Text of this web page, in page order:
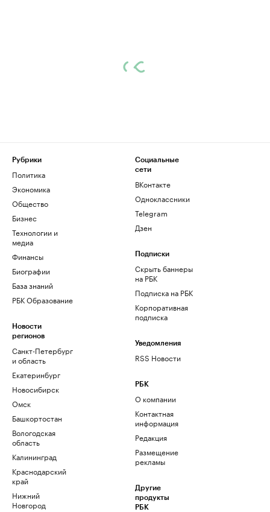
Рубрики
Политика
Экономика
Общество
Бизнес
Технологии и
медиа
Финансы
Биографии
База знаний
РБК Образование
Новости
регионов
Санкт-Петербург
и область
Екатеринбург
Новосибирск
Омск
Башкортостан
Вологодская
область
Калининград
Краснодарский
край
Нижний
Новгород
Социальные
сети
ВКонтакте
Одноклассники
Telegram
Дзен
Подписки
Скрыть баннеры
на РБК
Подписка на РБК
Корпоративная
подписка
Уведомления
RSS Новости
РБК
О компании
Контактная
информация
Редакция
Размещение
рекламы
Другие
продукты
РБК